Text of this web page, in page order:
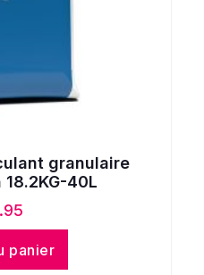
granulaire
40L
panier